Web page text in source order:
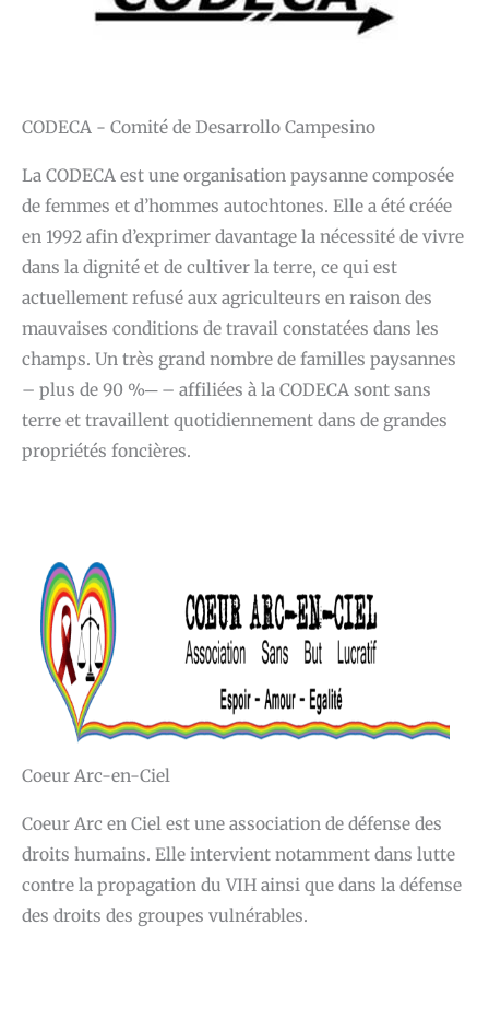
CODECA - Comité de Desarrollo Campesino
La CODECA est une organisation paysanne composée
de femmes et d’hommes autochtones. Elle a été créée
en 1992 afin d’exprimer davantage la nécessité de vivre
dans la dignité et de cultiver la terre, ce qui est
actuellement refusé aux agriculteurs en raison des
mauvaises conditions de travail constatées dans les
champs. Un très grand nombre de familles paysannes
– plus de 90 %─ – affiliées à la CODECA sont sans
terre et travaillent quotidiennement dans de grandes
propriétés foncières.
Coeur Arc-en-Ciel
Coeur Arc en Ciel est une association de défense des
droits humains. Elle intervient notamment dans lutte
contre la propagation du VIH ainsi que dans la défense
des droits des groupes vulnérables.